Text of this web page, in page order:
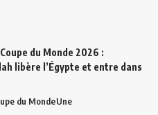
du Monde 2026 :
libère l’Égypte et entre dans
du MondeUne